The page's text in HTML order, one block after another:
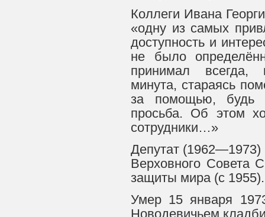
Коллеги Ивана
«одну из самых
доступность и
не было
принимал всегда,
минута, стараясь
за помощью, будь
просьба. Об этом
сотрудники…»
Депутат
Верховного Совета
защиты мира (с 1955).
Умер 15 января
Новодевичьем